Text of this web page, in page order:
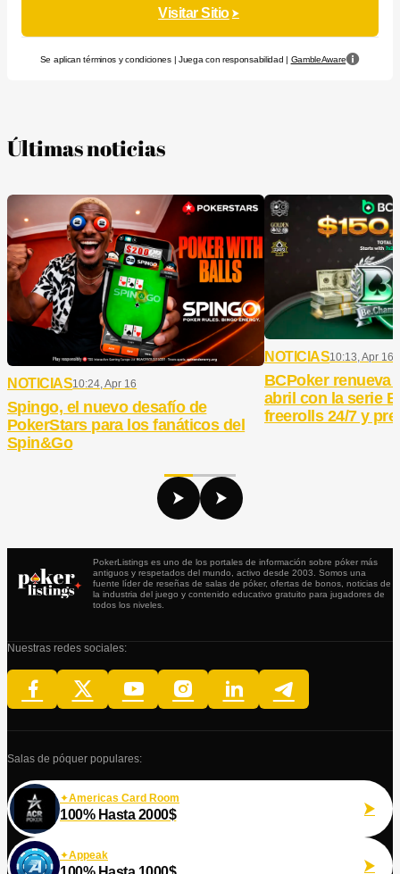
Visitar Sitio
Se aplican términos y condiciones | Juega con responsabilidad | GambleAware
Últimas noticias
NOTICIAS10:24, Apr 16
Spingo, el nuevo desafío de
PokerStars para los fanáticos del
Spin&Go
NOTICIAS10:13, Apr 16
BCPoker renueva
abril con la serie
freerolls 24/7 y
PokerListings es uno de los portales de información sobre póker más
antiguos y respetados del mundo, activo desde 2003. Somos una
fuente líder de reseñas de salas de póker, ofertas de bonos, noticias de
la industria del juego y contenido educativo gratuito para jugadores de
todos los niveles.
Nuestras redes sociales:
Salas de póquer populares:
Americas Card Room
100% Hasta 2000$
Appeak